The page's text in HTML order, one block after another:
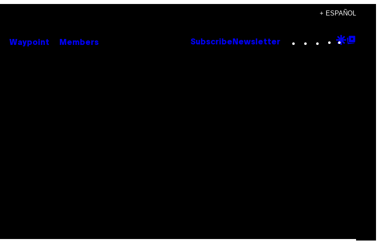
+ ESPAÑOL
Waypoint Members Subscribe Newsletter Instagram
TikTok
YouTube
Google